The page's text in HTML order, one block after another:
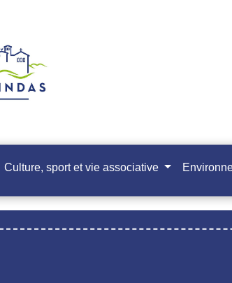
Culture, sport et vie associative